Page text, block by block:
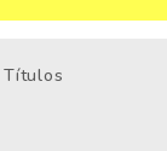
Títulos